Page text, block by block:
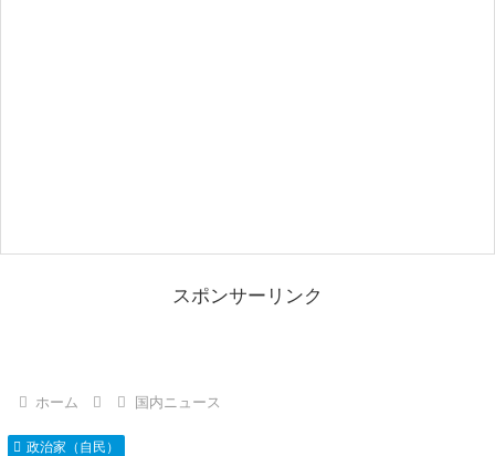
スポンサーリンク
ホーム 国内ニュース
政治家（自民）